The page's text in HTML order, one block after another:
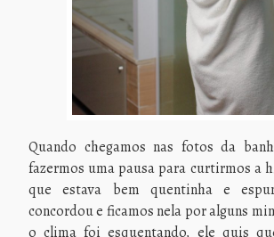
Quando chegamos nas fotos da
fazermos uma pausa para curtirmos a
que estava bem quentinha e
concordou e ficamos nela por alguns
o clima foi esquentando, ele quis